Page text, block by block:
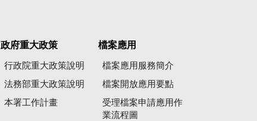
政府重大政策
行政院重大政策說明
法務部重大政策說明
本署工作計畫
檔案應用
檔案應用服務簡介
檔案開放應用要點
受理檔案申請應用作
業流程圖